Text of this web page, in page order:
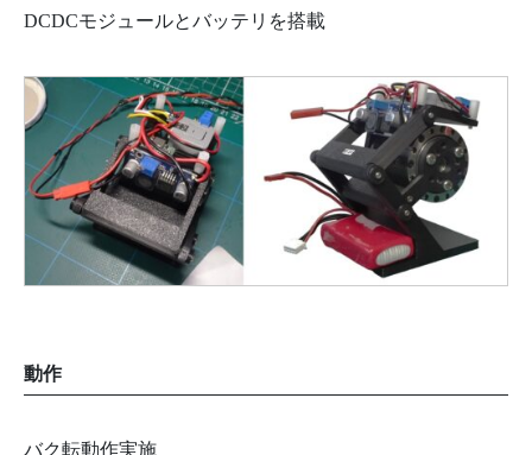
DCDCモジュールとバッテリを搭載
動作
バク転動作実施